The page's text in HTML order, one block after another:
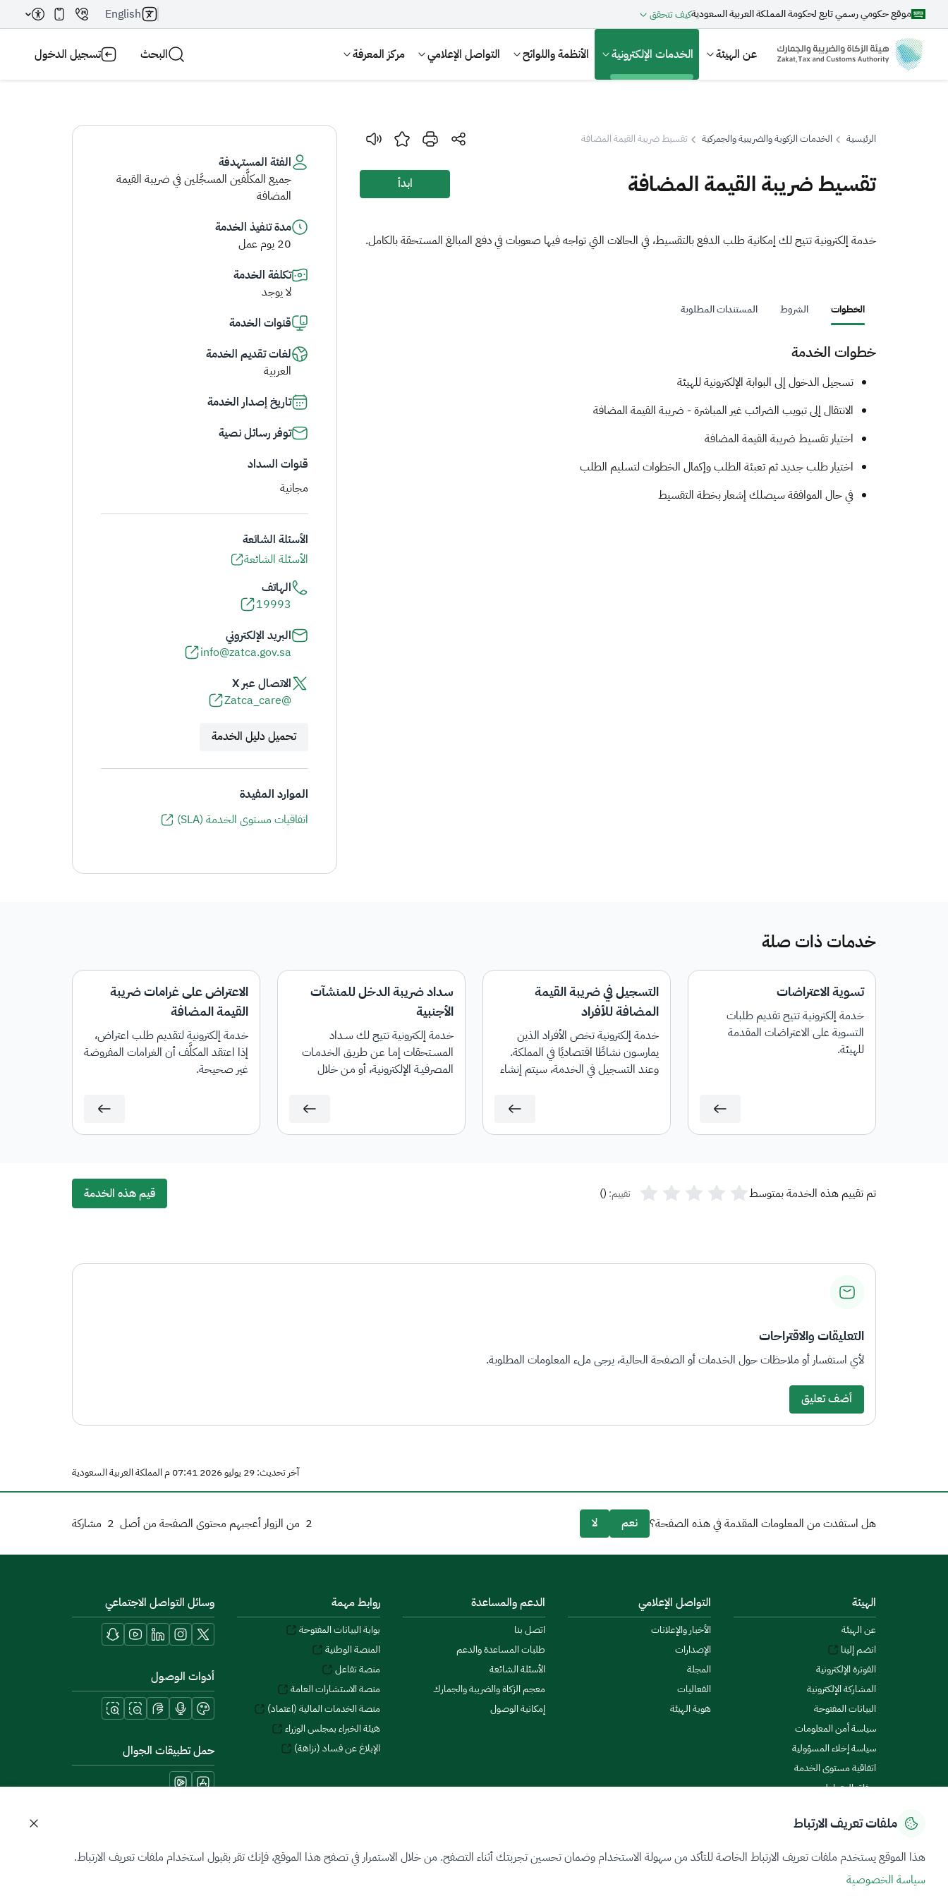
موقع حكومي رسمي تابع لحكومة المملكة العربية السعوديةكيف تتحقق English
عن الهيئة الخدمات الإلكترونية الأنظمة واللوائح التواصل الإعلامي مركز المعرفة البحث تسجيل الدخول
بحث بحث AI
اقتراحات
الرئيسية الخدمات الزكوية والضريبية والجمركية تقسيط ضريبة القيمة المضافة
تقسيط ضريبة القيمة المضافة ابدأ
خدمة إلكترونية تتيح لك إمكانية طلب الدفع بالتقسيط، في الحالات التي تواجه فيها صعوبات في دفع المبالغ المستحقة بالكامل.
الخطوات الشروط المستندات المطلوبة
خطوات الخدمة
​​​​تسجيل الدخول إلى البوابة الإلكترونية للهيئة
الانتقال إلى تبويب الضرائب غير المباشرة - ضريبة القيمة المضافة
اختيار تقسيط ضريبة القيمة المضافة
اختيار طلب جديد ثم تعبئة الطلب وإكمال الخطوات لتسليم الطلب
في حال الموافقة سيصلك إشعار بخطة التقسيط ​
الفئة المستهدفة
جميع المكلَّفين المسجَّلين في ضريبة القيمة
المضافة
مدة تنفيذ الخدمة
20 يوم عمل
تكلفة الخدمة
لا يوجد
قنوات الخدمة
لغات تقديم الخدمة
العربية
تاريخ إصدار الخدمة
توفر رسائل نصية
قنوات السداد
مجانية
الأسئلة الشائعة
الأسئلة الشائعة
الهاتف
19993
البريد الإلكتروني
info@zatca.gov.sa
الاتصال عبر X
@Zatca_care
تحميل دليل الخدمة
الموارد المفيدة
اتفاقيات مستوى الخدمة (SLA)
خدمات ذات صلة
تسوية الاعتراضات
خدمة إلكترونية تتيح تقديم طلبات
التسوية على الاعتراضات المقدمة
للهيئة.
التسجيل في ضريبة القيمة
المضافة للأفراد
خدمة إلكترونية تخص الأفراد الذين
يمارسون نشاطًا اقتصاديًا في المملكة.
وعند التسجيل في الخدمة، سيتم إنشاء
سداد ضريبة الدخل للمنشآت
الأجنبية
خدمة إلكترونية تتيح لك سـداد
المسـتحقات إمـا عـن طريـق الخدمـات
المصرفيـة الإلكترونية، أو مـن خلال
"ســداد" تحتــوي علــى رقــم الفاتــورة
الاعتراض على غرامات ضريبة
القيمة المضافة
خدمة إلكترونية لتقديم طلب اعتراض،
إذا اعتقد المكلَّف أن الغرامات المفروضة
غير صحيحة.
تم تقييم هذه الخدمة بمتوسط تقييم: (
) قيم هذه الخدمة
التعليقات والاقتراحات
لأي استفسار أو ملاحظات حول الخدمات أو الصفحة الحالية، يرجى ملء المعلومات المطلوبة.
أضف تعليق
آخر تحديث: 29 يوليو 2026 07:41 م المملكة العربية السعودية
2 من الزوار أعجبهم محتوى الصفحة من أصل 2 مشاركة هل استفدت من المعلومات المقدمة في هذه الصفحة؟ نعم لا
الهيئة
عن الهيئة
انضم إلينا
الفوترة الإلكترونية
المشاركة الإلكترونية
البيانات المفتوحة
سياسة أمن المعلومات
سياسة إخلاء المسؤولية
اتفاقية مستوى الخدمة
ميثاق المتعاملين
التواصل الإعلامي
الأخبار والإعلانات
الإصدارات
المجلة
الفعاليات
هوية الهيئة
الدعم والمساعدة
اتصل بنا
طلبات المساعدة والدعم
الأسئلة الشائعة
معجم الزكاة والضريبة والجمارك
إمكانية الوصول
روابط مهمة
بوابة البيانات المفتوحة
المنصة الوطنية
منصة تفاعل
منصة الاستشارات العامة
منصة الخدمات المالية (اعتماد)
هيئة الخبراء بمجلس الوزراء
الإبلاغ عن فساد (نزاهة)
وسائل التواصل الاجتماعي
أدوات الوصول
حمل تطبيقات الجوال
جميع الحقوق محفوظة 2026 © ZATCA.GOV.SA
ملفات تعريف الارتباط
هذا الموقع يستخدم ملفات تعريف الارتباط الخاصة للتأكد من سهولة الاستخدام وضمان تحسين تجربتك أثناء التصفح. من خلال الاستمرار في تصفح هذا الموقع، فإنك تقر بقبول استخدام ملفات تعريف الارتباط.
سياسة الخصوصية